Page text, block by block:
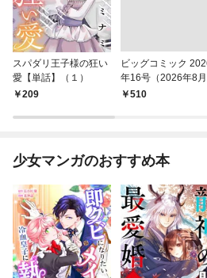
スパダリ王子様の狂い
愛【単話】（１）
209
ビッグコミック
年16号（2026年8
日発売）
￥510
少女マンガのおすすめ本